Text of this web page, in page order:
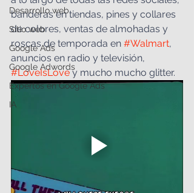
Desarrollo web
Sitio web
Google Ads
Google Adwords
Expertos en Google Ads
IA
banderas en tiendas, pines y collares
de colores, ventas de almohadas y
roscas de temporada en #Walmart,
anuncios en radio y televisión,
#LoveIsLove y mucho mucho glitter.